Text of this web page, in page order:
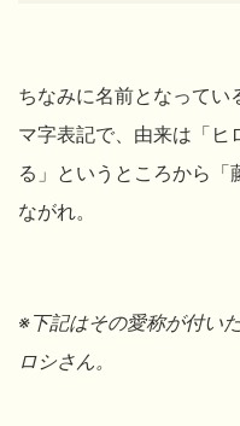
ちなみに名前となって
マ字表記で、由来は「ヒ
る」というところから
ながれ。
※下記はその愛称が付い
ロシさん。